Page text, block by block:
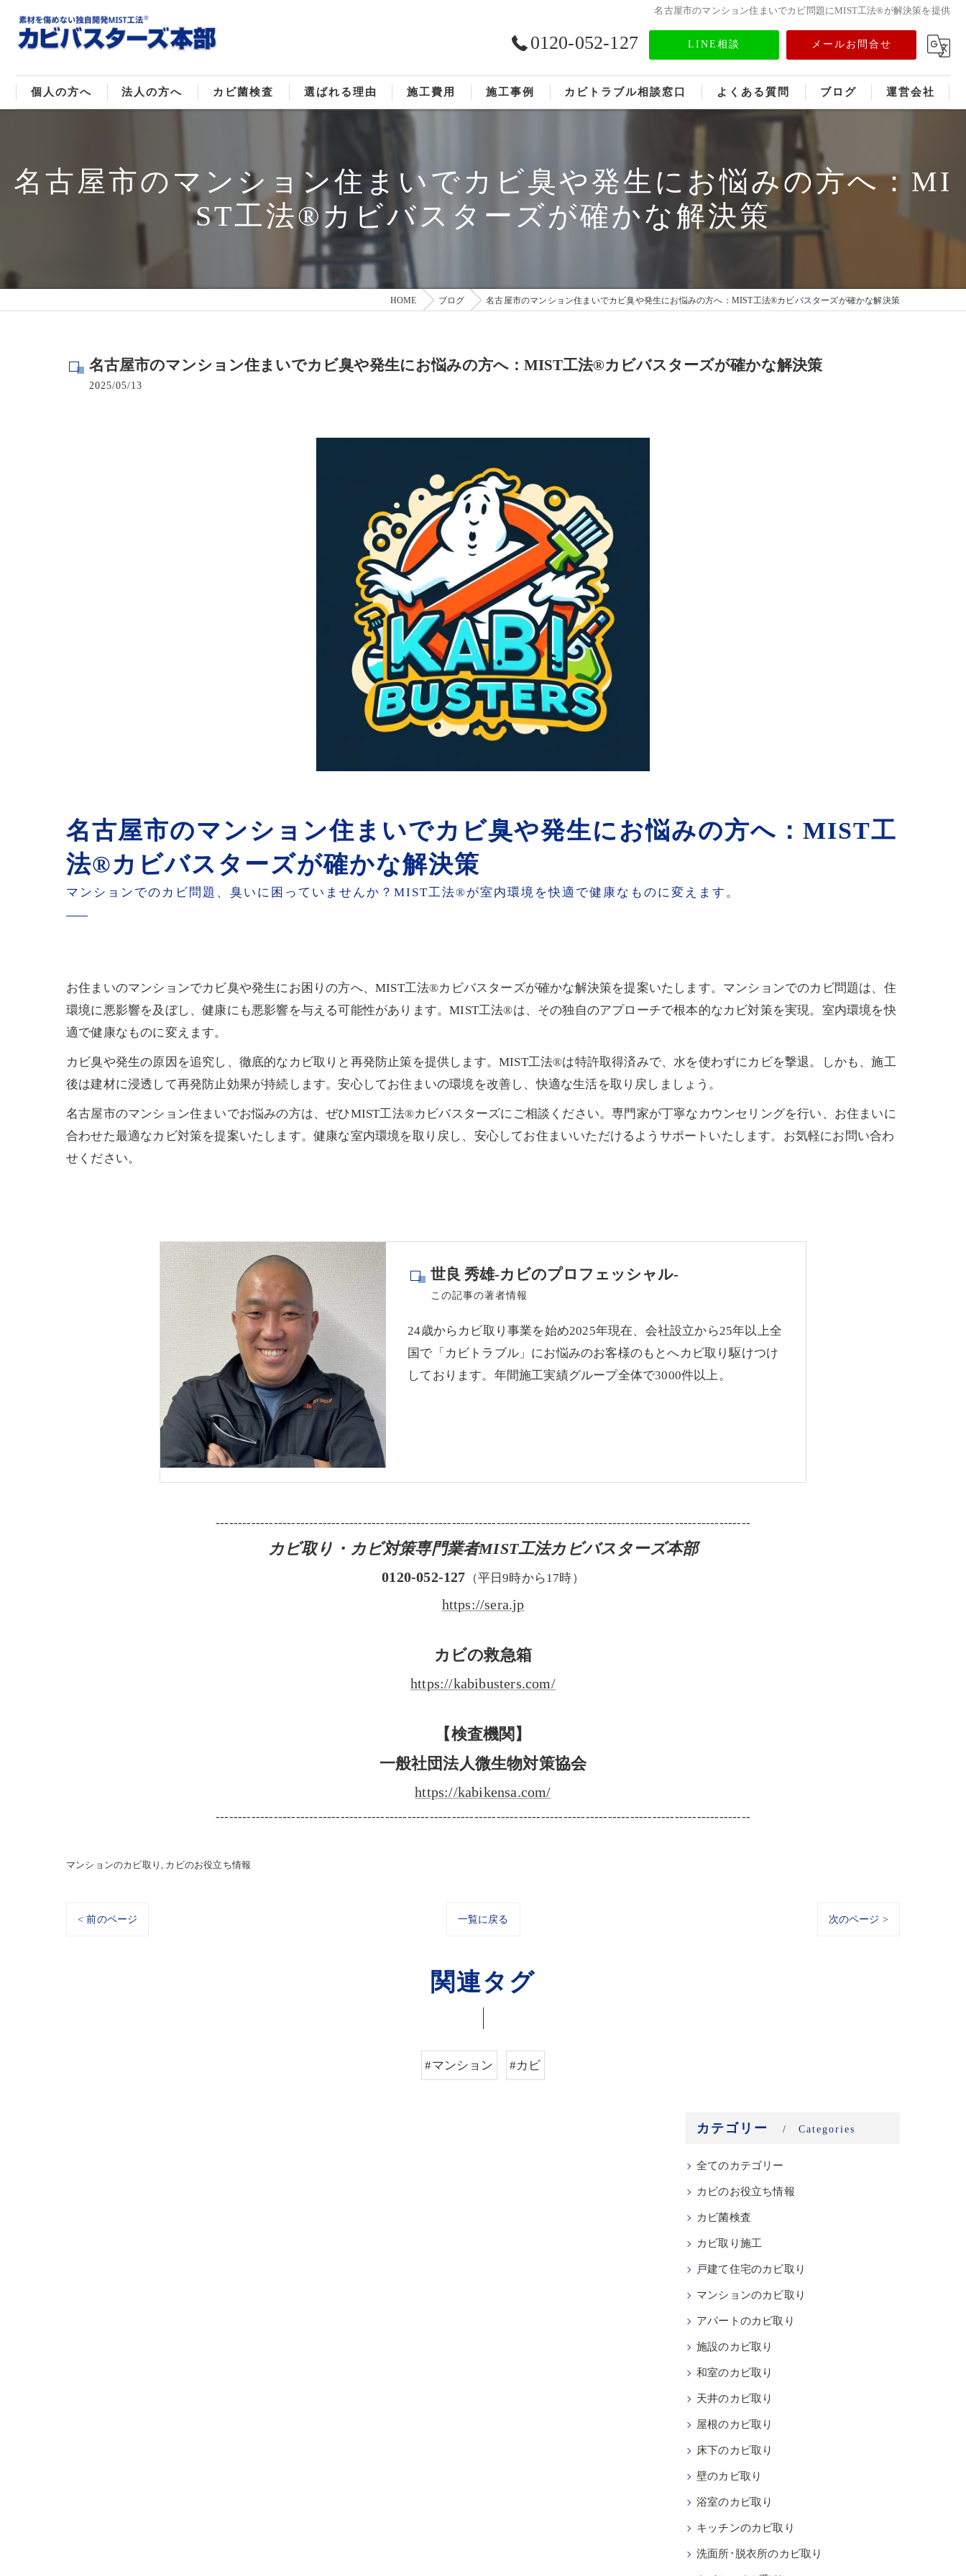
名古屋市のマンション住まいでカビ問題にMIST工法®が解決策を提供
0120-052-127 LINE相談 メールお問合せ
個人の方へ
マンションのカビ取り
法人の方へ
倉庫･工場のカビ取り
病院･クリニックのカビ取り
カビ菌検査 選ばれる理由
MIST工法®
ご依頼の流れ
施工費用 施工事例 カビトラブル相談窓口 よくある質問 ブログ 運営会社
メディア情報
名古屋市のマンション住まいでカビ臭や発生にお悩みの方へ：MI
ST工法®カビバスターズが確かな解決策
HOME ブログ 名古屋市のマンション住まいでカビ臭や発生にお悩みの方へ：MIST工法®カビバスターズが確かな解決策
名古屋市のマンション住まいでカビ臭や発生にお悩みの方へ：MIST工法®カビバスターズが確かな解決策
2025/05/13
名古屋市のマンション住まいでカビ臭や発生にお悩みの方へ：MIST工
法®カビバスターズが確かな解決策
マンションでのカビ問題、臭いに困っていませんか？MIST工法®が室内環境を快適で健康なものに変えます。
お住まいのマンションでカビ臭や発生にお困りの方へ、MIST工法®カビバスターズが確かな解決策を提案いたします。マンションでのカビ問題は、住
環境に悪影響を及ぼし、健康にも悪影響を与える可能性があります。MIST工法®は、その独自のアプローチで根本的なカビ対策を実現。室内環境を快
適で健康なものに変えます。
カビ臭や発生の原因を追究し、徹底的なカビ取りと再発防止策を提供します。MIST工法®は特許取得済みで、水を使わずにカビを撃退。しかも、施工
後は建材に浸透して再発防止効果が持続します。安心してお住まいの環境を改善し、快適な生活を取り戻しましょう。
名古屋市のマンション住まいでお悩みの方は、ぜひMIST工法®カビバスターズにご相談ください。専門家が丁寧なカウンセリングを行い、お住まいに
合わせた最適なカビ対策を提案いたします。健康な室内環境を取り戻し、安心してお住まいいただけるようサポートいたします。お気軽にお問い合わ
せください。
世良 秀雄-カビのプロフェッシャル-
この記事の著者情報
24歳からカビ取り事業を始め2025年現在、会社設立から25年以上全
国で「カビトラブル」にお悩みのお客様のもとへカビ取り駆けつけ
しております。年間施工実績グループ全体で3000件以上。
------------------------------------------------------------------------------------------------------------------------
カビ取り・カビ対策専門業者MIST工法カビバスターズ本部
0120-052-127 （平日9時から17時）
https://sera.jp
カビの救急箱
https://kabibusters.com/
【検査機関】
一般社団法人微生物対策協会
https://kabikensa.com/
------------------------------------------------------------------------------------------------------------------------
マンションのカビ取り カビのお役立ち情報
< 前のページ 一覧に戻る 次のページ >
関連タグ
#マンション #カビ
カテゴリー Categories
全てのカテゴリー
カビのお役立ち情報
カビ菌検査
カビ取り施工
戸建て住宅のカビ取り
マンションのカビ取り
アパートのカビ取り
施設のカビ取り
和室のカビ取り
天井のカビ取り
屋根のカビ取り
床下のカビ取り
壁のカビ取り
浴室のカビ取り
キッチンのカビ取り
洗面所･脱衣所のカビ取り